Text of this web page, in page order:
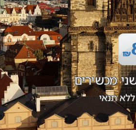
מכשירים
תנאי